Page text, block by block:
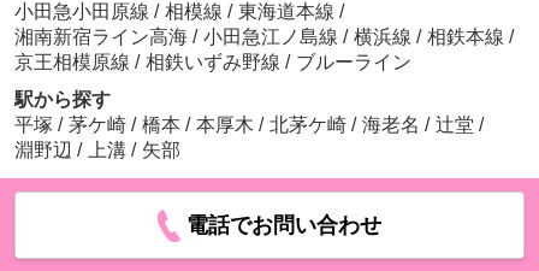
小田急小田原線 / 相模線 / 東海道本線 /
湘南新宿ライン高海 / 小田急江ノ島線 / 横浜線 / 相鉄本線 /
京王相模原線 / 相鉄いずみ野線 / ブルーライン
駅から探す
平塚 / 茅ケ崎 / 橋本 / 本厚木 / 北茅ケ崎 / 海老名 / 辻堂 /
淵野辺 / 上溝 / 矢部
電話でお問い合わせ